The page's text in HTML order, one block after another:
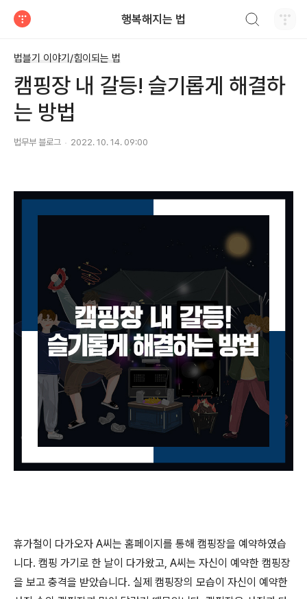
행복해지는 법
법블기 이야기/힘이되는 법
캠핑장 내 갈등! 슬기롭게 해결하
는 방법
법무부 블로그 2022. 10. 14. 09:00
휴가철이 다가오자 A씨는 홈페이지를 통해 캠핑장을 예약하였습
니다. 캠핑 가기로 한 날이 다가왔고, A씨는 자신이 예약한 캠핑장
을 보고 충격을 받았습니다. 실제 캠핑장의 모습이 자신이 예약한